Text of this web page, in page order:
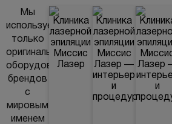
Мы
используем
только
оригинальное
оборудование
брендов
с
мировым
именем